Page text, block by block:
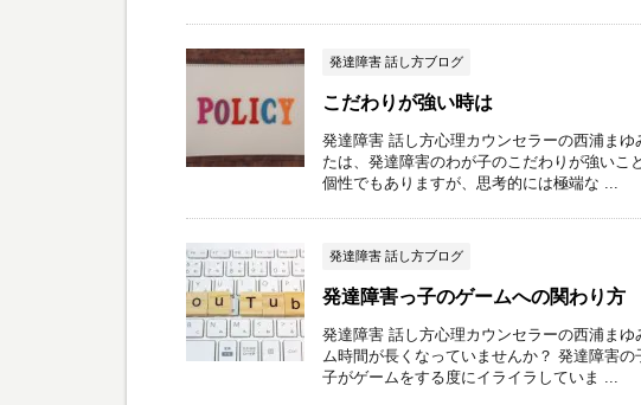
発達障害 話し方ブログ
こだわりが強い時は
発達障害 話し方心理カウンセラーの西浦ま
たは、発達障害のわが子のこだわりが強い
個性でもありますが、思考的には極端な ...
発達障害 話し方ブログ
発達障害っ子のゲームへの関わり方
発達障害 話し方心理カウンセラーの西浦ま
ム時間が長くなっていませんか？ 発達障害
子がゲームをする度にイライラしていま ...